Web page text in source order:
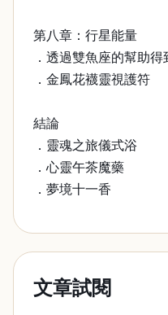
第八章：行星能量
．透過雙魚座的幫助
．金鳳花襪靈視護符
結論
．靈魂之旅儀式浴
．心靈午茶魔藥
．夢境十一香
文章試閱